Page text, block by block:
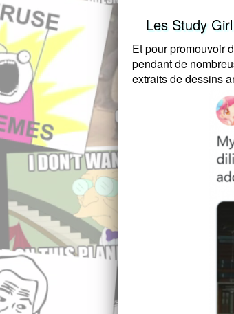
Les Study
Et pour promouvoir
pendant de
extraits de dessins